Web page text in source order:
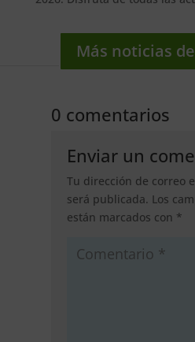
Más noticias
0 comentarios
Enviar un
Tu dirección de correo
será publicada. Los
están marcados con *